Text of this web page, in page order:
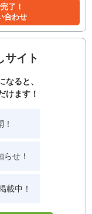
了！
合わせ
サイト
なると、
けます！
せ！
載中！